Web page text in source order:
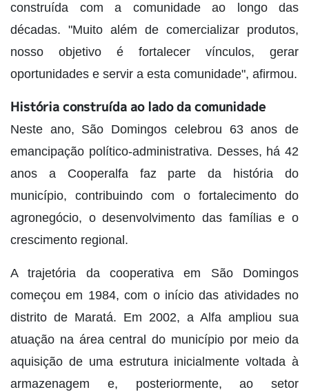
construída com a comunidade ao longo das
décadas. "Muito além de comercializar produtos,
nosso objetivo é fortalecer vínculos, gerar
oportunidades e servir a esta comunidade", afirmou.
História construída ao lado da comunidade
Neste ano, São Domingos celebrou 63 anos de
emancipação político-administrativa. Desses, há 42
anos a Cooperalfa faz parte da história do
município, contribuindo com o fortalecimento do
agronegócio, o desenvolvimento das famílias e o
crescimento regional.
A trajetória da cooperativa em São Domingos
começou em 1984, com o início das atividades no
distrito de Maratá. Em 2002, a Alfa ampliou sua
atuação na área central do município por meio da
aquisição de uma estrutura inicialmente voltada à
armazenagem e, posteriormente, ao setor